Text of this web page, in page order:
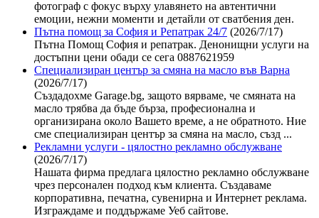
фотограф с фокус върху улавянето на автентични
емоции, нежни моменти и детайли от сватбения ден.
Пътна помощ за София и Репатрак 24/7 (2026/7/17)
Пътна Помощ София и репатрак. Денонищни услуги на
достъпни цени обади се сега 0887621959
Специализиран център за смяна на масло във Варна
(2026/7/17)
Създадохме Garage.bg, защото вярваме, че смяната на
масло трябва да бъде бърза, професионална и
организирана около Вашето време, а не обратното. Ние
сме специализиран център за смяна на масло, създ ...
Рекламни услуги - цялостно рекламно обслужване
(2026/7/17)
Нашата фирма предлага цялостно рекламно обслужване
чрез персонален подход към клиента. Създаваме
корпоративна, печатна, сувенирна и Интернет реклама.
Изграждаме и поддържаме Уеб сайтове.